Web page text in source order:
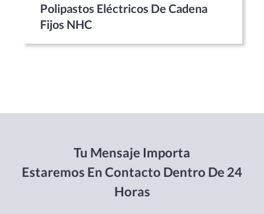
Polipastos Eléctricos De Cadena
Fijos NHC
Tu Mensaje Importa
Estaremos En Contacto Dentro De 24
Horas